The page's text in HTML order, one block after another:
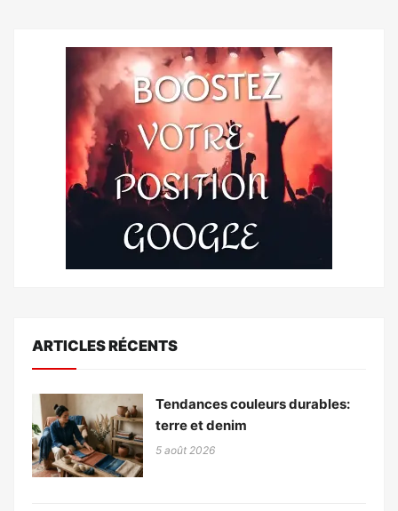
ARTICLES RÉCENTS
Tendances couleurs durables:
terre et denim
5 août 2026